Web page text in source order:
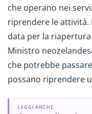
che operano nei
riprendere le attività.
data per la
Ministro
che potrebbe
possano riprendere
LEGGI ANCHE